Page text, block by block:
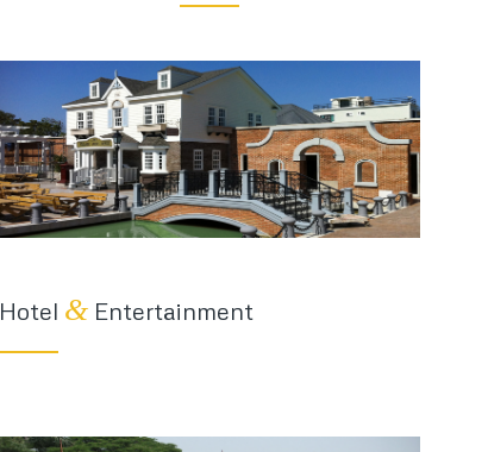
Hotel &Entertainment